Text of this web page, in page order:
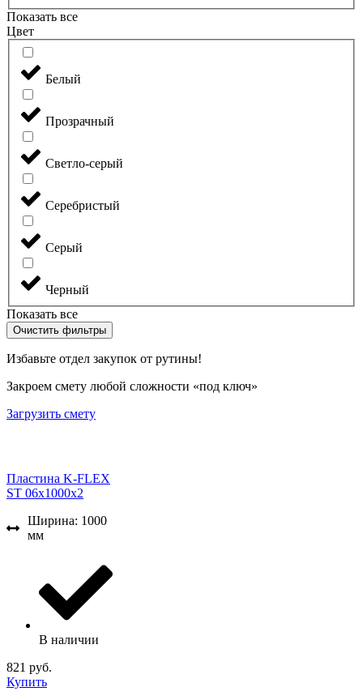
Показать все
Цвет
Белый
Прозрачный
Светло-серый
Серебристый
Серый
Черный
Показать все
Очистить фильтры
Избавьте отдел закупок от рутины!
Закроем смету любой сложности «под ключ»
Загрузить смету
Пластина K-FLEX
ST 06x1000x2
Ширина: 1000
мм
В наличии
821 руб.
Купить